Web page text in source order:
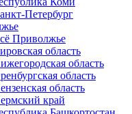
Петербург
Приволжье
область
область
область
область
край